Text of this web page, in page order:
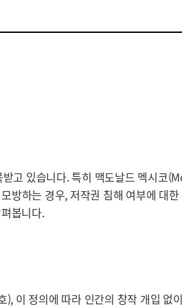
고 있습니다. 특히 맥도날드 멕시코
하는 경우, 저작권 침해 여부에 대
봅니다.
이 정의에 따라 인간의 창작 개입 없